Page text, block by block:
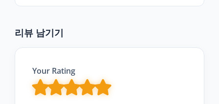
리뷰 남기기
Your Rating